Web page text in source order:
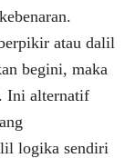
atau dalil
begini, maka
Ini alternatif
logika sendiri